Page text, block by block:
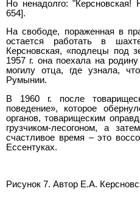
Но ненадолго:
654].
На свободе, пораженная в
остается работать в
Керсновская, «подлецы под
1957 г. она поехала на
могилу отца, где узнала,
Румынии.
В 1960 г. после
поведение», которое
органов, товарищеским
грузчиком-лесогоном, а
счастливое время – это
Ессентуках.
Рисунок 7. Автор Е.А.